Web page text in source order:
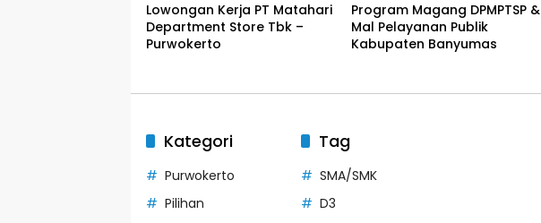
Lowongan Kerja PT Matahari
Department Store Tbk –
Purwokerto
Program Magang DPMPTSP &
Mal Pelayanan Publik
Kabupaten Banyumas
Kategori
Purwokerto
Pilihan
Tag
SMA/SMK
D3